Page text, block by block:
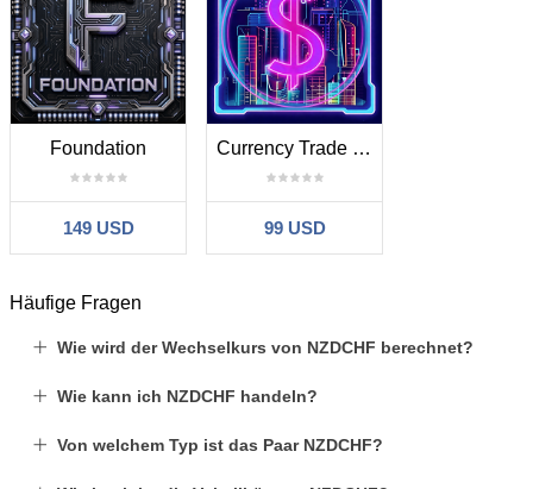
Foundation
149 USD
Currency Trade MT5
99 USD
Häufige Fragen
Wie wird der Wechselkurs von NZDCHF berechnet?
Wie kann ich NZDCHF handeln?
Von welchem Typ ist das Paar NZDCHF?